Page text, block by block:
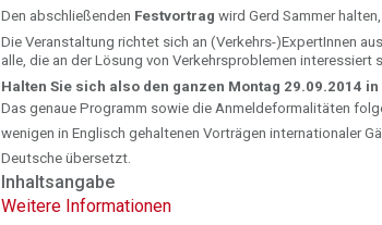
Den abschließenden Festvortrag wird Gerd Sammer
Die Veranstaltung richtet sich an (Verkehrs-)ExpertInnen
alle, die an der Lösung von Verkehrsproblemen interessiert
Halten Sie sich also den ganzen Montag 29.09.2014 in
Das genaue Programm sowie die Anmeldeformalitäten
wenigen in Englisch gehaltenen Vorträgen internationaler
Deutsche übersetzt.
Inhaltsangabe
Weitere Informationen